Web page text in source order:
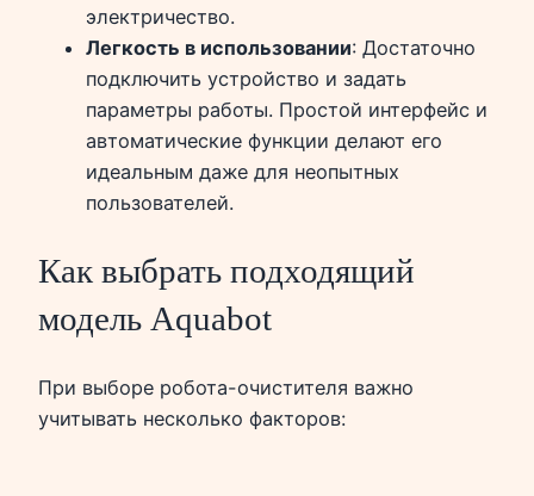
электричество.
Легкость в использовании: Достаточно
подключить устройство и задать
параметры работы. Простой интерфейс и
автоматические функции делают его
идеальным даже для неопытных
пользователей.
Как выбрать подходящий
модель Aquabot
При выборе робота-очистителя важно
учитывать несколько факторов: